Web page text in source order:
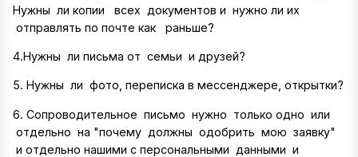
Нужны ли копии всех документов и нужно ли их
отправлять по почте как раньше?
4.Нужны ли письма от семьи и друзей?
5. Нужны ли фото, переписка в мессенджере, открытки?
6. Сопроводительное письмо нужно только одно или
отдельно на "почему должны одобрить мою заявку"
и отдельно нашими с персональными данными и